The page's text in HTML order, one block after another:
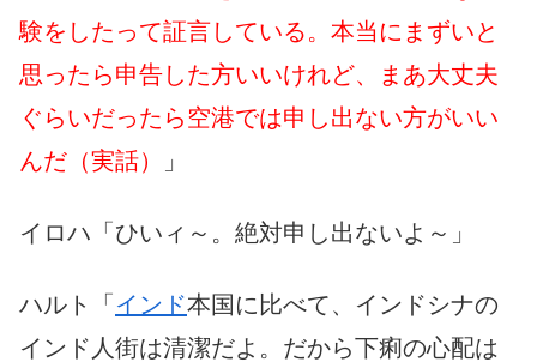
験をしたって証言している。本当にまずいと
思ったら申告した方いいけれど、まあ大丈夫
ぐらいだったら空港では申し出ない方がいい
んだ（実話）
」
イロハ「ひいィ～。絶対申し出ないよ～」
ハルト「インド本国に比べて、インドシナの
インド人街は清潔だよ。だから下痢の心配は